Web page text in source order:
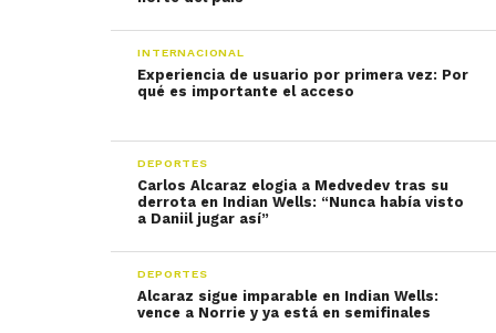
INTERNACIONAL
Experiencia de usuario por primera vez: Por
qué es importante el acceso
DEPORTES
Carlos Alcaraz elogia a Medvedev tras su
derrota en Indian Wells: “Nunca había visto
a Daniil jugar así”
DEPORTES
Alcaraz sigue imparable en Indian Wells:
vence a Norrie y ya está en semifinales